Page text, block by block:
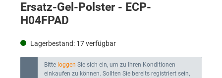
Ersatz-Gel-Polster - ECP-
H04FPAD
Lagerbestand: 17verfügbar
Bitte loggen Sie sich ein, um zu Ihren Konditionen
einkaufen zu können. Sollten Sie bereits registriert sein,